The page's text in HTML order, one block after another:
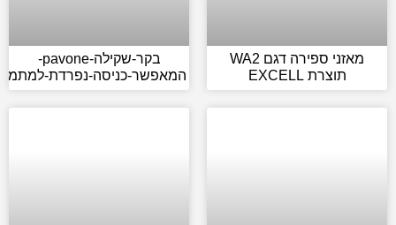
מאזני ספירה דגם WA2
תוצרת EXCELL
בקר-שקילה-pavone-
המאפשר-כניסה-נפרדת-